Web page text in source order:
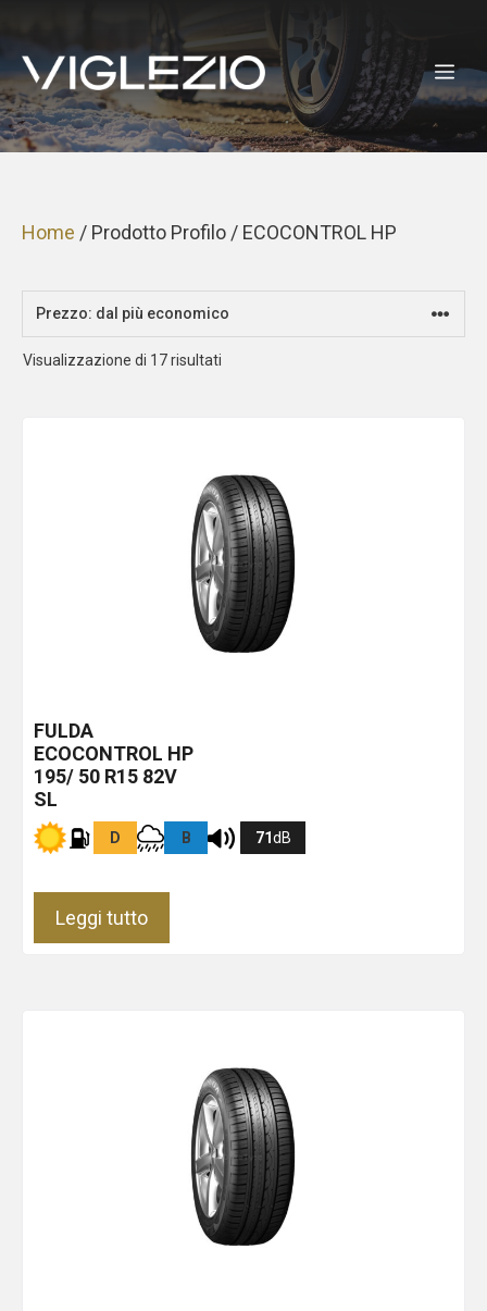
contenuto
Home / Prodotto Profilo / ECOCONTROL HP
Visualizzazione di 17 risultati
FULDA
ECOCONTROL HP
195/ 50 R15 82V
SL
D B 71dB
Leggi tutto